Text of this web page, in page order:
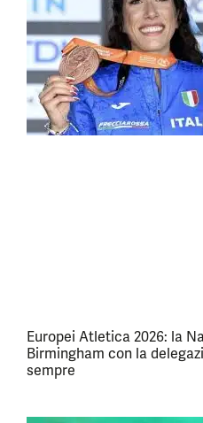
Europei Atletica 2026: la
Birmingham con la
sempre